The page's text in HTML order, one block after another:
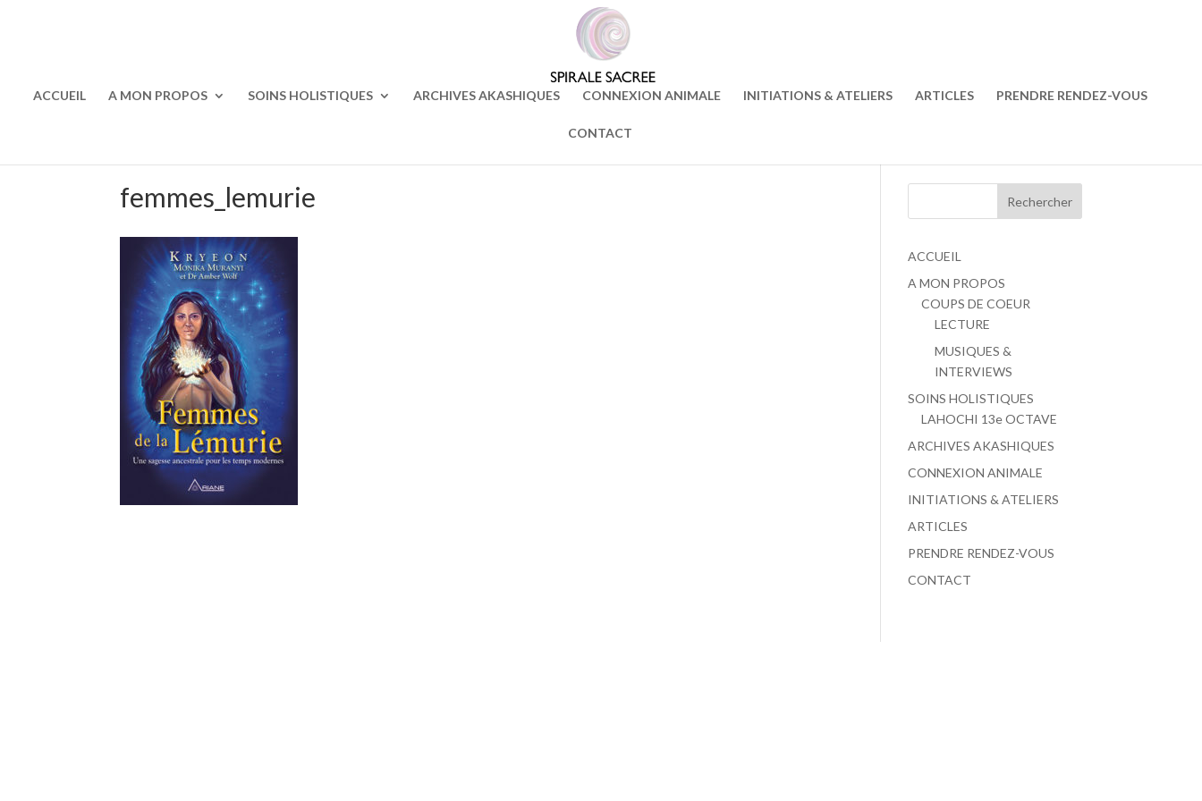
ACCUEIL A MON PROPOS SOINS HOLISTIQUES ARCHIVES AKASHIQUES CONNEXION ANIMALE INITIATIONS & ATELIERS ARTICLES PRENDRE RENDEZ-VOUS
CONTACT
femmes_lemurie
ACCUEIL
A MON PROPOS
COUPS DE COEUR
LECTURE
MUSIQUES &
INTERVIEWS
SOINS HOLISTIQUES
LAHOCHI 13e OCTAVE
ARCHIVES AKASHIQUES
CONNEXION ANIMALE
INITIATIONS & ATELIERS
ARTICLES
PRENDRE RENDEZ-VOUS
CONTACT